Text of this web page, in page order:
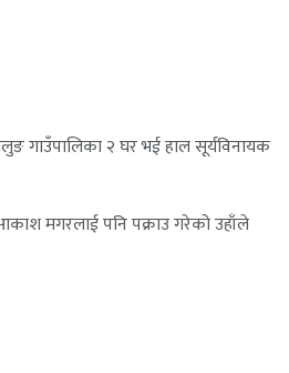
गाउँपालिका २ घर भई हाल सूर्यविनायक
मगरलाई पनि पक्राउ गरेको उहाँले